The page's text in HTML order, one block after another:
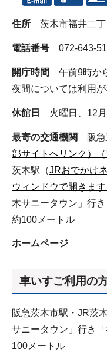
住所 茨木市福井二
電話番号 072-643-
開庁時間 午前9時か
夜間については利用が
休館日 火曜日、12
最寄の交通機関 阪
部サイトへリンク）
茨木駅（JRおでかけ
ウィンドウで開きます
木サニータウン」行
約100メートル
ホームページ
車いすご利用の
阪急茨木市駅・JR茨
サニータウン」行き
100メートル